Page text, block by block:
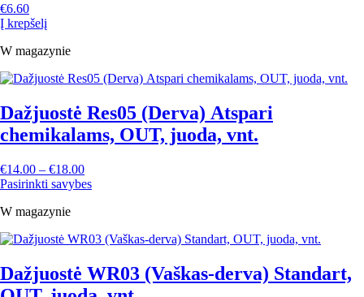
€6.60
Į krepšelį
W magazynie
Dažjuostė Res05 (Derva) Atspari
chemikalams, OUT, juoda, vnt.
€14.00 – €18.00
Pasirinkti savybes
W magazynie
Dažjuostė WR03 (Vaškas-derva) Standart,